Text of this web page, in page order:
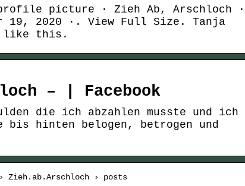
picture · Zieh Ab, Arschloch ·
19, 2020 ·. View Full Size. Tanja
like this.
– | Facebook
die ich abzahlen musste und ich
bis hinten belogen, betrogen und
Zieh.ab.Arschloch › posts